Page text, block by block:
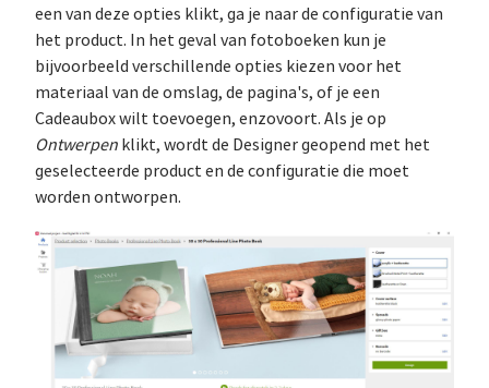
een van deze opties klikt, ga je naar de configuratie van
het product. In het geval van fotoboeken kun je
bijvoorbeeld verschillende opties kiezen voor het
materiaal van de omslag, de pagina's, of je een
Cadeaubox wilt toevoegen, enzovoort. Als je op
Ontwerpen klikt, wordt de Designer geopend met het
geselecteerde product en de configuratie die moet
worden ontworpen.